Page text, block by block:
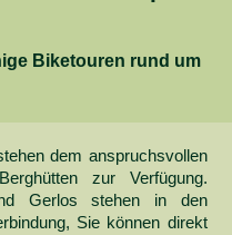
Biketouren rund um
dem anspruchsvollen
zur Verfügung.
Gerlos stehen in den
Sie können direkt